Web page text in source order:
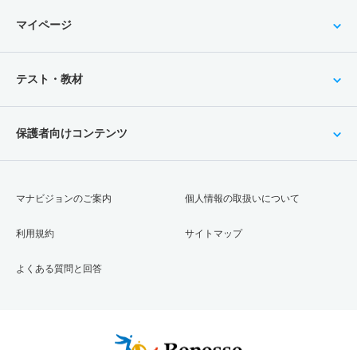
マイページ
テスト・教材
保護者向けコンテンツ
マナビジョンのご案内
利用規約
よくある質問と回答
個人情報の取扱いについて
サイトマップ